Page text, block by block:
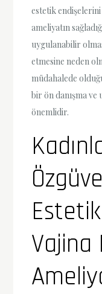
estetik
ameliyatın
uygulanabilir
etmesine neden
müdahalede
bir ön danışma
önemlidir.
Vajina